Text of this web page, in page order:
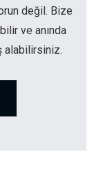
değil. Bize
ve anında
alabilirsiniz.